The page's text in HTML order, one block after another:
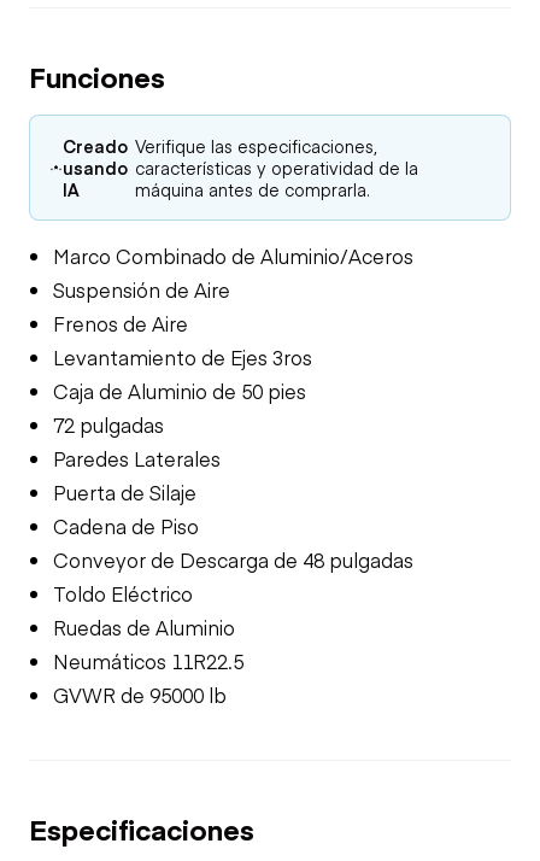
Funciones
Creado
usando
IA
Verifique las especificaciones,
características y operatividad de la
máquina antes de comprarla.
Marco Combinado de Aluminio/Aceros
Suspensión de Aire
Frenos de Aire
Levantamiento de Ejes 3ros
Caja de Aluminio de 50 pies
72 pulgadas
Paredes Laterales
Puerta de Silaje
Cadena de Piso
Conveyor de Descarga de 48 pulgadas
Toldo Eléctrico
Ruedas de Aluminio
Neumáticos 11R22.5
GVWR de 95000 lb
Especificaciones